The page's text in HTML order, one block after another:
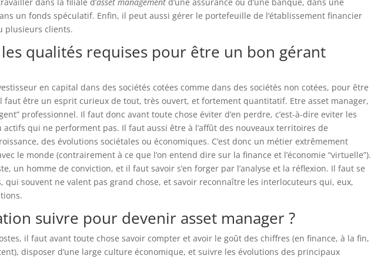
un fonds spéculatif. Enfin, il peut aussi gérer le portefeuille de l’établissement financier
plusieurs clients.
qualités requises pour être un bon gérant
en capital dans des sociétés cotées comme dans des sociétés non cotées, pour être
faut être un esprit curieux de tout, très ouvert, et fortement quantitatif. Etre asset manager,
professionnel. Il faut donc avant toute chose éviter d’en perdre, c’est-à-dire eviter les
actifs qui ne performent pas. Il faut aussi être à l’affût des nouveaux territoires de
des évolutions sociétales ou économiques. C’est donc un métier extrêmement
le monde (contrairement à ce que l’on entend dire sur la finance et l’économie “virtuelle”).
un homme de conviction, et il faut savoir s’en forger par l’analyse et la réflexion. Il faut se
qui souvent ne valent pas grand chose, et savoir reconnaître les interlocuteurs qui, eux,
suivre pour devenir asset manager ?
il faut avant toute chose savoir compter et avoir le goût des chiffres (en finance, à la fin,
disposer d’une large culture économique, et suivre les évolutions des principaux